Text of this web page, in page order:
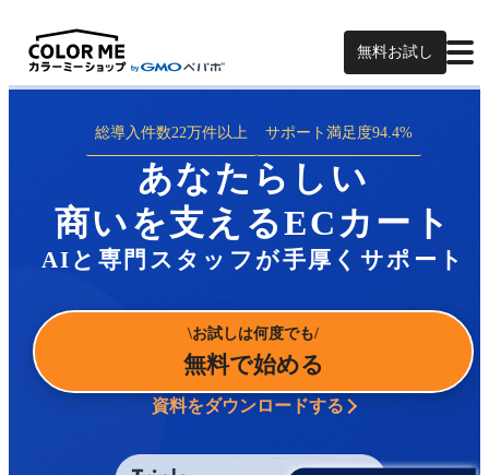
総導入件数22万件以上 サポート満足度94.4%
あなたらしい
商いを支えるECカート
AIと専門スタッフが手厚くサポート
お試しは何度でも
無料で始める
資料をダウンロードする